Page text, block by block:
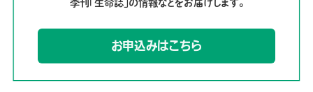
お申込みはこちら